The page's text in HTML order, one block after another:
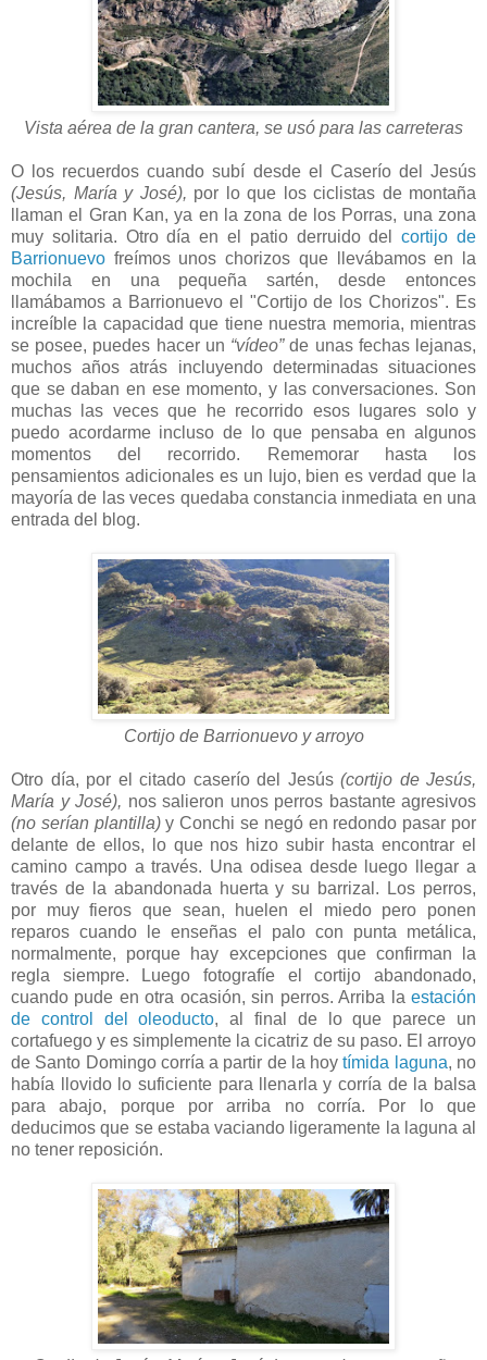
Vista aérea de la gran cantera, se usó para las carreteras
O los recuerdos cuando subí desde el Caserío del Jesús
(Jesús, María y José), por lo que los ciclistas de montaña
llaman el Gran Kan, ya en la zona de los Porras, una zona
muy solitaria. Otro día en el patio derruido delcortijo de
Barrionuevo freímos unos chorizos que llevábamos en la
mochila en una pequeña sartén, desde entonces
llamábamos a Barrionuevo el "Cortijo de los Chorizos". Es
increíble la capacidad que tiene nuestra memoria, mientras
se posee, puedes hacer un “vídeo”de unas fechas lejanas,
muchos años atrás incluyendo determinadas situaciones
que se daban en ese momento, y las conversaciones. Son
muchas las veces que he recorrido esos lugares solo y
puedo acordarme incluso de lo que pensaba en algunos
momentos del recorrido. Rememorar hasta los
pensamientos adicionales es un lujo, bien es verdad que la
mayoría de las veces quedaba constancia inmediata en una
entrada del blog.
Cortijo de Barrionuevo y arroyo
Otro día, por el citado caserío del Jesús (cortijo de Jesús,
María y José), nos salieron unos perros bastante agresivos
(no serían plantilla)y Conchi se negó en redondo pasar por
delante de ellos, lo que nos hizo subir hasta encontrar el
camino campo a través. Una odisea desde luego llegar a
través de la abandonada huerta y su barrizal. Los perros,
por muy fieros que sean, huelen el miedo pero ponen
reparos cuando le enseñas el palo con punta metálica,
normalmente, porque hay excepciones que confirman la
regla siempre. Luego fotografíe el cortijo abandonado,
cuando pude en otra ocasión, sin perros. Arriba la estación
de control del oleoducto, al final de lo que parece un
cortafuego y es simplemente la cicatriz de su paso. El arroyo
de Santo Domingo corría a partir de la hoytímida laguna, no
había llovido lo suficiente para llenarla y corría de la balsa
para abajo, porque por arriba no corría. Por lo que
deducimos que se estaba vaciando ligeramente la laguna al
no tener reposición.